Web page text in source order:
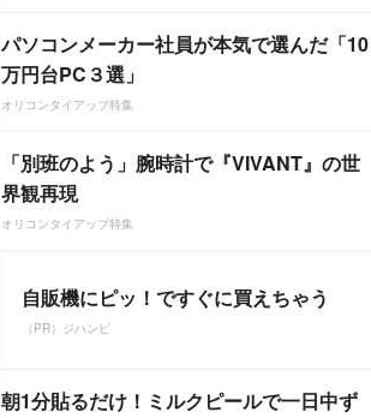
パソコンメーカー社員が本気で選んだ「10
万円台PC３選」
オリコンタイアップ特集
「別班のよう」腕時計で『VIVANT』の世
界観再現
オリコンタイアップ特集
自販機にピッ！ですぐに買えちゃう
（PR）ジハンピ
朝1分貼るだけ！ミルクピールで一日中ず